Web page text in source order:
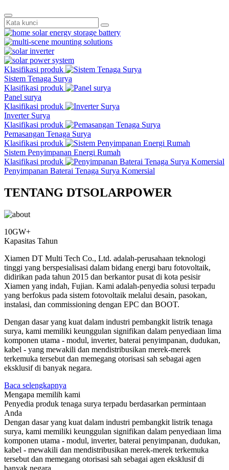
Klasifikasi produk
Sistem Tenaga Surya
Klasifikasi produk
Panel surya
Klasifikasi produk
Inverter Surya
Klasifikasi produk
Pemasangan Tenaga Surya
Klasifikasi produk
Sistem Penyimpanan Energi Rumah
Klasifikasi produk
Penyimpanan Baterai Tenaga Surya Komersial
TENTANG DTSOLARPOWER
10GW+
Kapasitas Tahun
Xiamen DT Multi Tech Co., Ltd. adalah-perusahaan teknologi
tinggi yang berspesialisasi dalam bidang energi baru fotovoltaik,
didirikan pada tahun 2015 dan berkantor pusat di kota pesisir
Xiamen yang indah, Fujian. Kami adalah-penyedia solusi terpadu
yang berfokus pada sistem fotovoltaik melalui desain, pasokan,
instalasi, dan commissioning dengan EPC dan BOOT.
Dengan dasar yang kuat dalam industri pembangkit listrik tenaga
surya, kami memiliki keunggulan signifikan dalam penyediaan lima
komponen utama - modul, inverter, baterai penyimpanan, dudukan,
kabel - yang mewakili dan mendistribusikan merek-merek
terkemuka tersebut dan memegang otorisasi sah sebagai agen
eksklusif di banyak negara.
Baca selengkapnya
Mengapa memilih kami
Penyedia produk tenaga surya terpadu berdasarkan permintaan
Anda
Dengan dasar yang kuat dalam industri pembangkit listrik tenaga
surya, kami memiliki keunggulan signifikan dalam penyediaan lima
komponen utama - modul, inverter, baterai penyimpanan, dudukan,
kabel - mewakili dan mendistribusikan merek-merek terkemuka
tersebut dan memegang otorisasi sah sebagai agen eksklusif di
banyak negara .